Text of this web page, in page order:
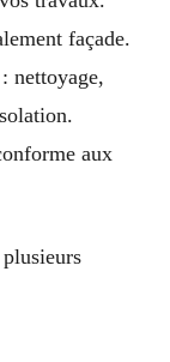
façade.
nettoyage,
aux